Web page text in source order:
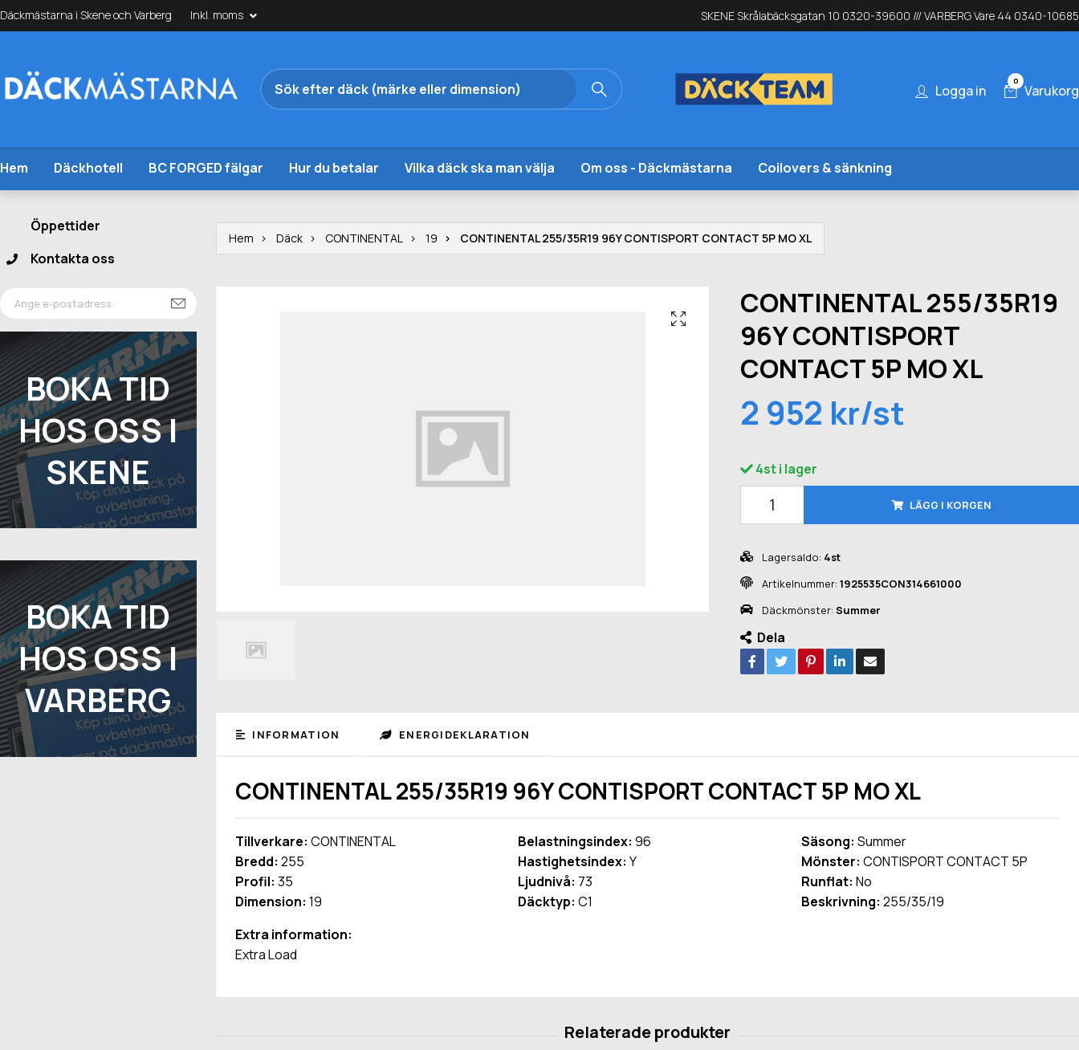
Däckmästarna i Skene och Varberg Inkl. moms SKENE Skrålabäcksgatan 10 0320-39600 /// VARBERG Vare 44 0340-10685
Logga in
0
Varukorg
Hem Däckhotell BC FORGED fälgar Hur du betalar Vilka däck ska man välja Om oss - Däckmästarna Coilovers & sänkning
Öppettider
Kontakta oss
BOKA TID
HOS OSS I
SKENE
BOKA TID
HOS OSS I
VARBERG
Hem Däck CONTINENTAL 19 CONTINENTAL 255/35R19 96Y CONTISPORT CONTACT 5P MO XL
CONTINENTAL 255/35R19
96Y CONTISPORT
CONTACT 5P MO XL
2 952 kr/st
4st i lager
LÄGG I KORGEN
Lagersaldo: 4st
Artikelnummer: 1925535CON314661000
Däckmönster: Summer
Dela
INFORMATION ENERGIDEKLARATION
CONTINENTAL 255/35R19 96Y CONTISPORT CONTACT 5P MO XL
Tillverkare: CONTINENTAL
Bredd: 255
Profil: 35
Dimension: 19
Belastningsindex: 96
Hastighetsindex: Y
Ljudnivå: 73
Däcktyp: C1
Säsong: Summer
Mönster: CONTISPORT CONTACT 5P
Runflat: No
Beskrivning: 255/35/19
Extra information:
Extra Load